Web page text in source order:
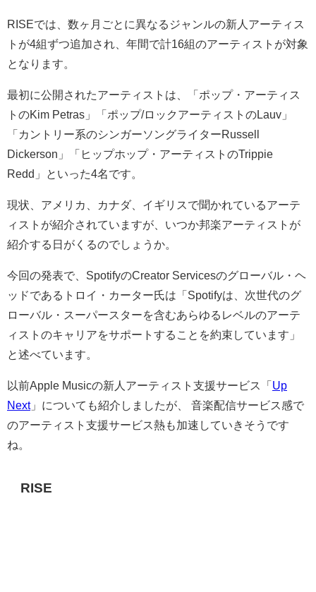
RISEでは、数ヶ月ごとに異なるジャンルの新人アーティス
トが4組ずつ追加され、年間で計16組のアーティストが対象
となります。
最初に公開されたアーティストは、「ポップ・アーティス
トのKim Petras」「ポップ/ロックアーティストのLauv」
「カントリー系のシンガーソングライターRussell
Dickerson」「ヒップホップ・アーティストのTrippie
Redd」といった4名です。
現状、アメリカ、カナダ、イギリスで聞かれているアーテ
ィストが紹介されていますが、いつか邦楽アーティストが
紹介する日がくるのでしょうか。
今回の発表で、SpotifyのCreator Servicesのグローバル・ヘ
ッドであるトロイ・カーター氏は「Spotifyは、次世代のグ
ローバル・スーパースターを含むあらゆるレベルのアーテ
ィストのキャリアをサポートすることを約束しています」
と述べています。
以前Apple Musicの新人アーティスト支援サービス「 Up
Next」についても紹介しましたが、 音楽配信サービス感で
のアーティスト支援サービス熱も加速していきそうです
ね。
RISE